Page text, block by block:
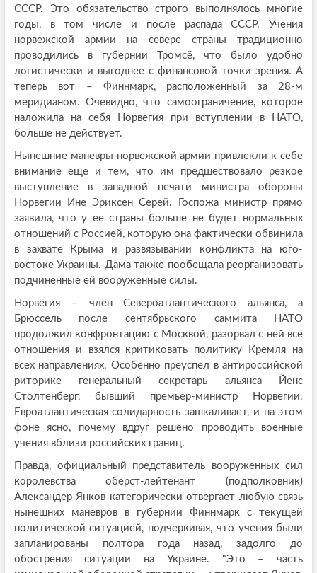
СССР. Это обязательство строго выполнялось многие
годы, в том числе и после распада СССР. Учения
норвежской армии на севере страны традиционно
проводились в губернии Тромсё, что было удобно
логистически и выгоднее с финансовой точки зрения. А
теперь вот – Финнмарк, расположенный за 28-м
меридианом. Очевидно, что самоограничение, которое
наложила на себя Норвегия при вступлении в НАТО,
больше не действует.
Нынешние маневры норвежской армии привлекли к себе
внимание еще и тем, что им предшествовало резкое
выступление в западной печати министра обороны
Норвегии Ине Эриксен Серей. Госпожа министр прямо
заявила, что у ее страны больше не будет нормальных
отношений с Россией, которую она фактически обвинила
в захвате Крыма и развязывании конфликта на юго-
востоке Украины. Дама также пообещала реорганизовать
подчиненные ей вооруженные силы.
Норвегия – член Североатлантического альянса, а
Брюссель после сентябрьского саммита НАТО
продолжил конфронтацию с Москвой, разорвал с ней все
отношения и взялся критиковать политику Кремля на
всех направлениях. Особенно преуспел в антироссийской
риторике генеральный секретарь альянса Йенс
Столтенберг, бывший премьер-министр Норвегии.
Евроатлантическая солидарность зашкаливает, и на этом
фоне ясно, почему вдруг решено проводить военные
учения вблизи российских границ.
Правда, официальный представитель вооруженных сил
королевства оберст-лейтенант (подполковник)
Александер Янков категорически отвергает любую связь
нынешних маневров в губернии Финнмарк с текущей
политической ситуацией, подчеркивая, что учения были
запланированы полтора года назад, задолго до
обострения ситуации на Украине. "Это – часть